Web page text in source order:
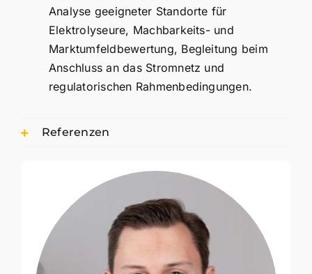
Analyse geeigneter Standorte für
Elektrolyseure, Machbarkeits- und
Marktumfeldbewertung, Begleitung beim
Anschluss an das Stromnetz und
regulatorischen Rahmenbedingungen.
Referenzen